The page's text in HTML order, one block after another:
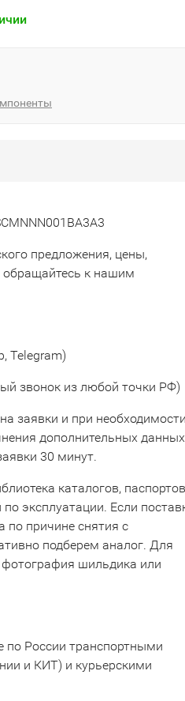
предложения, цены,
обращайтесь к нашим
Telegram)
звонок из любой точки РФ)
заявки и при
дополнительных
30 минут.
каталогов, паспортов
эксплуатации. Если
по причине снятия с
подберем аналог. Для
фотография шильдика или
по России транспортными
и КИТ) и курьерскими